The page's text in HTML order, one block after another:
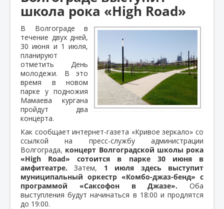
школа рока «High Road»
В Волгограде в
течение двух дней,
30 июня и 1 июля,
планируют
отметить День
молодежи. В это
время в новом
парке у подножия
Мамаева кургана
пройдут два
концерта.
Как сообщает интернет-газета «Кривое зеркало» со
ссылкой на пресс-службу администрации
Волгограда, концерт Волгоградской школы рока
«High Road» сотоится в парке 30 июня в
амфитеатре. Затем, 1 июля здесь выступит
муниципальный оркестр «Комбо-джаз-бенд» с
программой «Саксофон в Джазе». Оба
выступления будут начинаться в 18:00 и продлятся
до 19:00.